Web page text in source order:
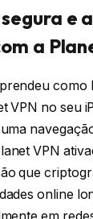
e
a
como
VPN no seu
VPN
que
online